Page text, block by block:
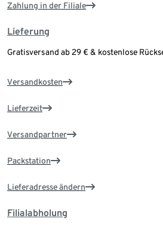
Zahlung in der Filiale
Lieferung
Gratisversand ab 29 € & kostenlose
Versandkosten
Lieferzeit
Versandpartner
Packstation
Lieferadresse ändern
Filialabholung